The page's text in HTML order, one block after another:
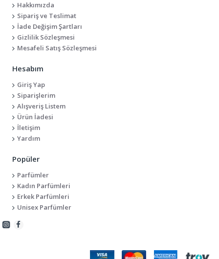
Hakkımızda
Sipariş ve Teslimat
İade Değişim Şartları
Gizlilik Sözleşmesi
Mesafeli Satış Sözleşmesi
Hesabım
Giriş Yap
Siparişlerim
Alışveriş Listem
Ürün İadesi
İletişim
Yardım
Popüler
Parfümler
Kadın Parfümleri
Erkek Parfümleri
Unisex Parfümler